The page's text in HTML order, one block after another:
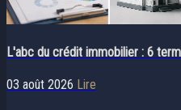
L'abc du crédit immobilier : 6
03 août 2026 Lire